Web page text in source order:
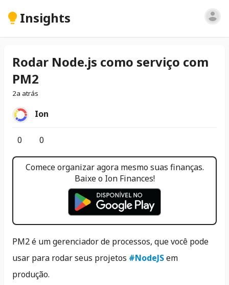
Insights
Rodar Node.js como serviço com
PM2
2a atrás
Ion
0 0
Comece organizar agora mesmo suas finanças.
Baixe o Ion Finances!
PM2 é um gerenciador de processos, que você pode
usar para rodar seus projetos #NodeJSem
produção.